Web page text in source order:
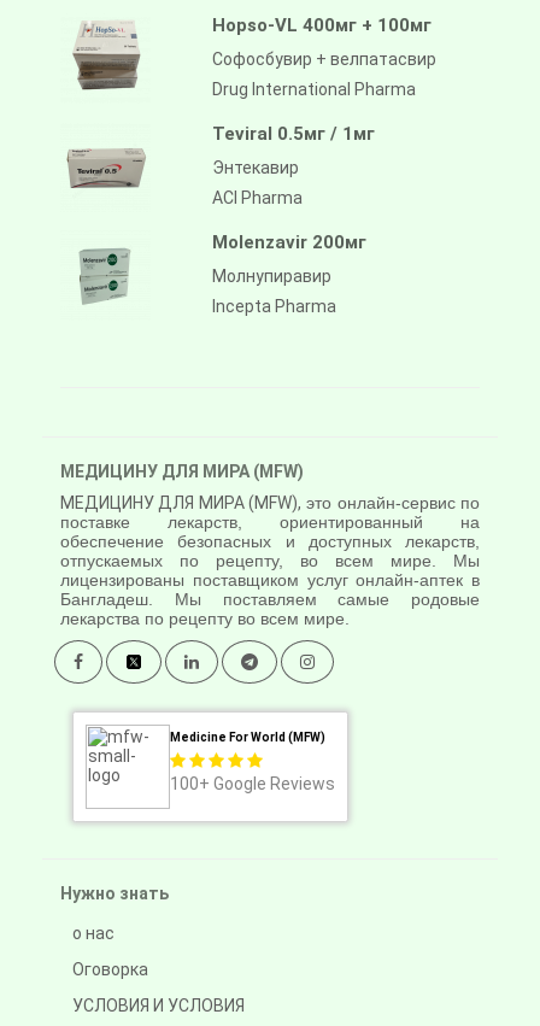
Hopso-VL 400мг + 100мг
Софосбувир + велпатасвир
Drug International Pharma
Teviral 0.5мг / 1мг
Энтекавир
ACI Pharma
Molenzavir 200мг
Молнупиравир
Incepta Pharma
МЕДИЦИНУ ДЛЯ МИРА (MFW)
МЕДИЦИНУ ДЛЯ МИРА (MFW), это онлайн-сервис по
поставке лекарств, ориентированный на
обеспечение безопасных и доступных лекарств,
отпускаемых по рецепту, во всем мире. Мы
лицензированы поставщиком услуг онлайн-аптек в
Бангладеш. Мы поставляем самые родовые
лекарства по рецепту во всем мире.
Medicine For World (MFW)
100+ Google Reviews
Нужно знать
о нас
Оговорка
УСЛОВИЯ И УСЛОВИЯ